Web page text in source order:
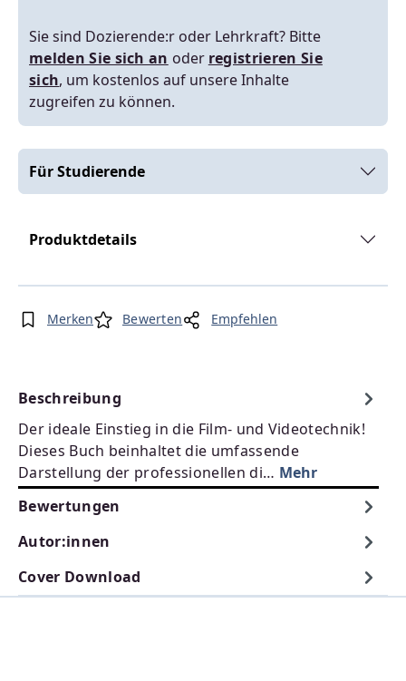
Sie sind Dozierende:r oder Lehrkraft? Bitte
melden Sie sich an oder registrieren Sie
sich, um kostenlos auf unsere Inhalte
zugreifen zu können.
Für Studierende
Produktdetails
Merken Bewerten Empfehlen
Beschreibung
Der ideale Einstieg in die Film- und Videotechnik!
Dieses Buch beinhaltet die umfassende
Darstellung der professionellen di… Mehr
Bewertungen
Autor:innen
Cover Download